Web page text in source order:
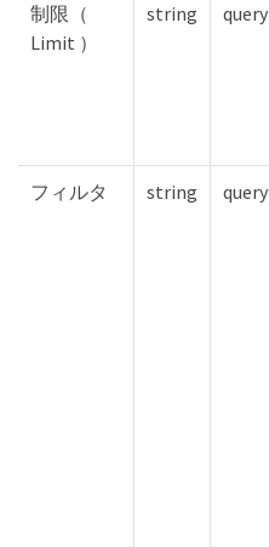
制限（
Limit ）
string query
フィルタ string query